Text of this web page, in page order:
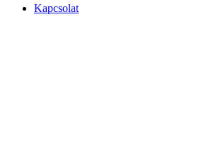
Kapcsolat